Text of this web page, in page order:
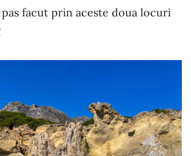
facut prin aceste doua locuri